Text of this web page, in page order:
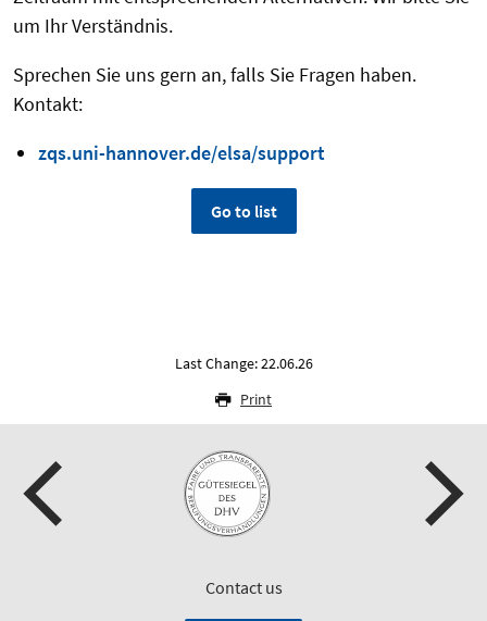
um Ihr Verständnis.
Sprechen Sie uns gern an, falls Sie Fragen haben.
Kontakt:
zqs.uni-hannover.de/elsa/support
Go to list
Last Change: 22.06.26
Print
Contact us